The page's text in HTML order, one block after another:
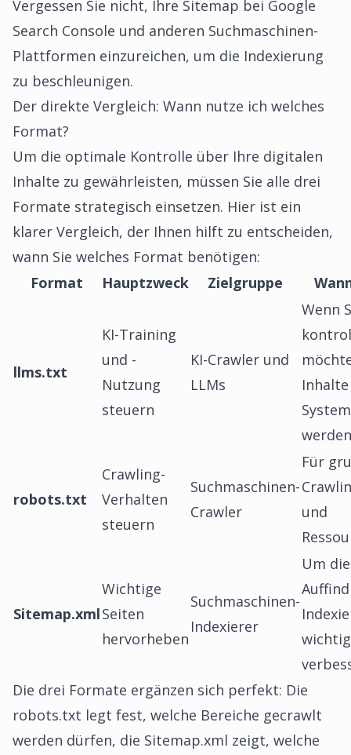
Vergessen Sie nicht, Ihre Sitemap bei Google
Search Console und anderen Suchmaschinen-
Plattformen einzureichen, um die Indexierung
zu beschleunigen.
Der direkte Vergleich: Wann nutze ich welches
Format?
Um die optimale Kontrolle über Ihre digitalen
Inhalte zu gewährleisten, müssen Sie alle drei
Formate strategisch einsetzen. Hier ist ein
klarer Vergleich, der Ihnen hilft zu entscheiden,
wann Sie welches Format benötigen:
Format
Hauptzweck Zielgruppe
llms.txt
KI-Training
und -
Nutzung
steuern
KI-Crawler und
LLMs
Wenn
werden
robots.txt
Crawling-
Verhalten
steuern
Suchmaschinen-
Crawler
Für
und
Sitemap.xml
Wichtige
Seiten
hervorheben
Suchmaschinen-
Indexierer
Um die
Die drei Formate ergänzen sich perfekt: Die
robots.txt legt fest, welche Bereiche gecrawlt
werden dürfen, die Sitemap.xml zeigt, welche